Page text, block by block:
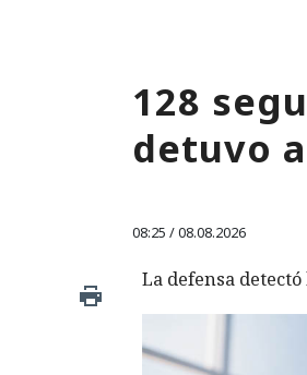
128
detuvo
08:25 / 08.08.2026
La defensa